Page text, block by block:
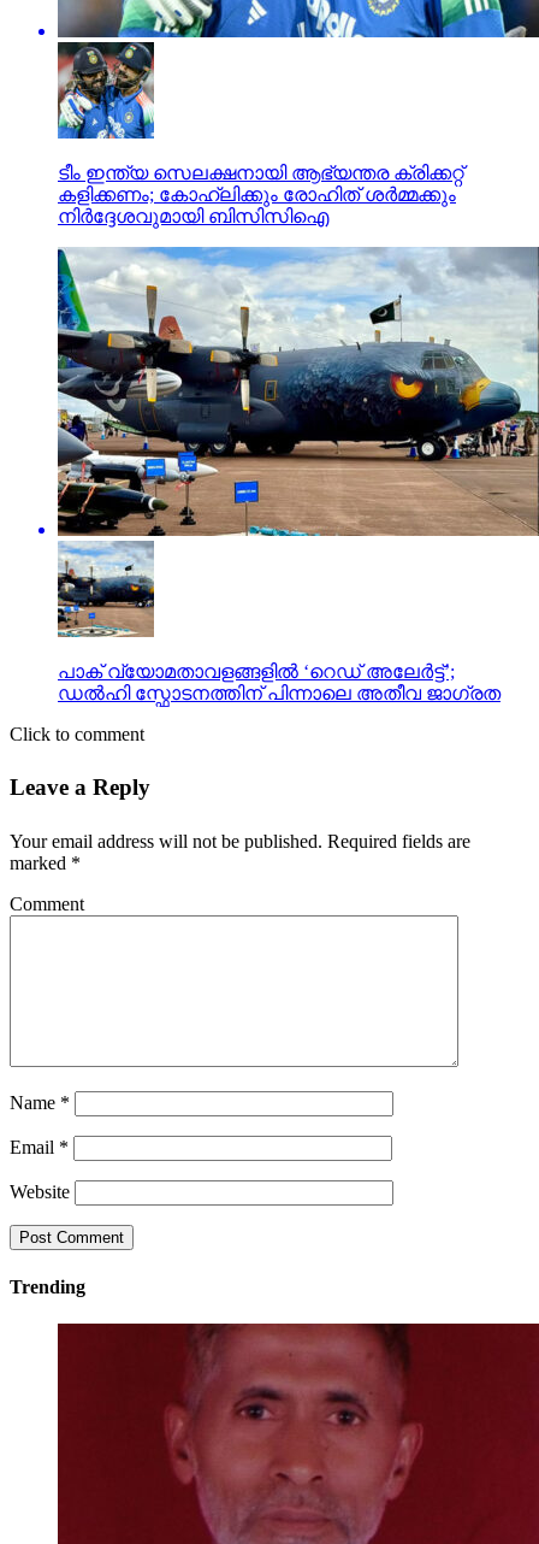
ടീം ഇന്ത്യ സെലക്ഷനായി ആഭ്യന്തര ക്രിക്കറ്റ്
കളിക്കണം; കോഹ്ലിക്കും രോഹിത് ശര്‍മ്മക്കും
നിര്‍ദ്ദേശവുമായി ബിസിസിഐ
പാക് വ്യോമതാവളങ്ങളിൽ ‘റെഡ് അലേർട്ട്’;
ഡൽഹി സ്ഫോടനത്തിന് പിന്നാലെ അതീവ ജാഗ്രത
Click to comment
Leave a Reply
Your email address will not be published. Required fields are
marked *
Comment
Name *
Email *
Website
Trending